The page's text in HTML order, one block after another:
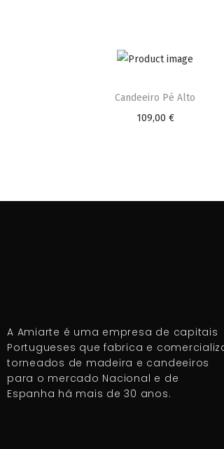
Candeeiro Pé Alto
109,00 €
A Amiarte é uma empresa de capitais
Portugueses que fabrica e
torneados de madeira e candeeiros
para o mercado Nacional e de
Espanha há mais de 30 anos.